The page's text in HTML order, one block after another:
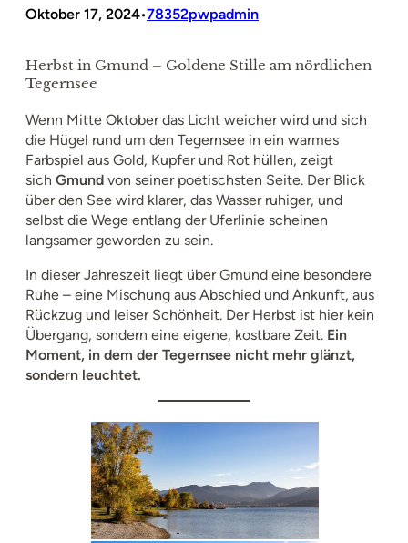
Oktober 17, 2024•78352pwpadmin
Herbst in Gmund – Goldene Stille am nördlichen
Tegernsee
Wenn Mitte Oktober das Licht weicher wird und sich
die Hügel rund um den Tegernsee in ein warmes
Farbspiel aus Gold, Kupfer und Rot hüllen, zeigt
sich Gmund von seiner poetischsten Seite. Der Blick
über den See wird klarer, das Wasser ruhiger, und
selbst die Wege entlang der Uferlinie scheinen
langsamer geworden zu sein.
In dieser Jahreszeit liegt über Gmund eine besondere
Ruhe – eine Mischung aus Abschied und Ankunft, aus
Rückzug und leiser Schönheit. Der Herbst ist hier kein
Übergang, sondern eine eigene, kostbare Zeit. Ein
Moment, in dem der Tegernsee nicht mehr glänzt,
sondern leuchtet.